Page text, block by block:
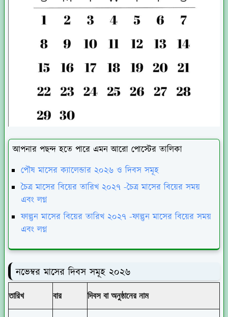
আপনার পছন্দ হতে পারে এমন আরো পোস্টের তালিকা
পৌষ মাসের ক্যালেন্ডার ২০২৬ ও দিবস সমূহ
চৈত্র মাসের বিয়ের তারিখ ২০২৭ -চৈত্র মাসের বিয়ের সময়
এবং লগ্ন
ফাল্গুন মাসের বিয়ের তারিখ ২০২৭ -ফাল্গুন মাসের বিয়ের সময়
এবং লগ্ন
নভেম্বর মাসের দিবস সমূহ ২০২৬
তারিখ বার দিবস বা অনুষ্ঠানের নাম